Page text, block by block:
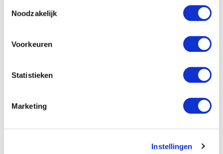
Noodzakelijk
Voorkeuren
Statistieken
Marketing
Instellingen